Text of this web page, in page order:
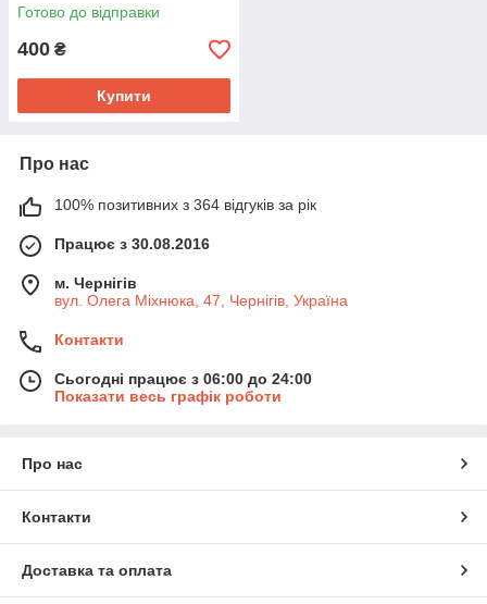
Готово до відправки
400 ₴
Купити
Про нас
100% позитивних з 364 відгуків за рік
Працює з 30.08.2016
м. Чернігів
вул. Олега Міхнюка, 47, Чернігів, Україна
Контакти
Сьогодні працює з 06:00 до 24:00
Показати весь графік роботи
Про нас
Контакти
Доставка та оплата